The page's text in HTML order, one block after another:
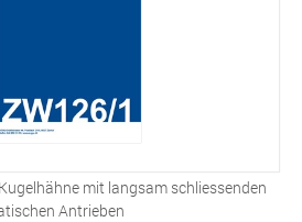
mit langsam schliessenden
Antrieben